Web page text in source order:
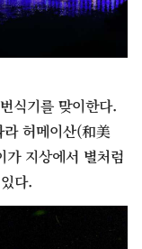
식기를 맞이한다.
허메이산(和美
가 지상에서 별처럼
다.